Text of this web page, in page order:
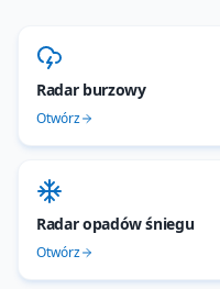
Radar burzowy
Otwórz
Radar opadów śniegu
Otwórz